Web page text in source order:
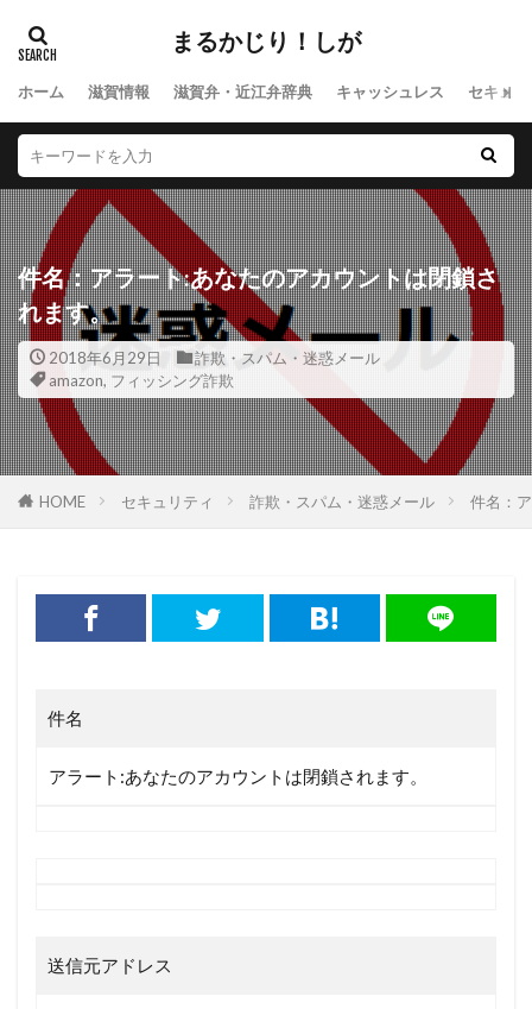
まるかじり！しが
ホーム 滋賀情報 滋賀弁・近江弁辞典 キャッシュレス セキュ
件名：アラート:あなたのアカウントは閉鎖さ
れます。
2018年6月29日
詐欺・スパム・迷惑メール
amazon, フィッシング詐欺
HOME セキュリティ 詐欺・スパム・迷惑メール 件名：
件名
アラート:あなたのアカウントは閉鎖されます。
送信元アドレス